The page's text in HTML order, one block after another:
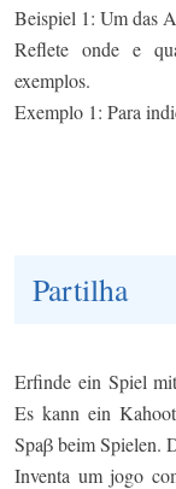
Beispiel 1: Um das
Reflete onde e
exemplos.
Exemplo 1: Para
Partilha
Erfinde ein Spiel
Es kann ein
Spaβ beim Spielen.
Inventa um jogo